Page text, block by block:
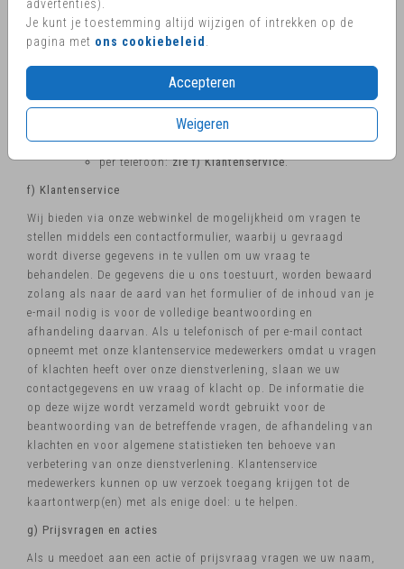
advertenties).
Je kunt je toestemming altijd wijzigen of intrekken op de
pagina met ons cookiebeleid
Accepteren
Weigeren
e) Marketing
Wij kunnen u, naast de informatie op onze website, ook op de
per post: zonder uw expliciete toestemming zullen
Sparkles en Queen of Cards uw persoonsgegevens
niet verwerken voor direct-marketingdoeleinden;
via social media;
per telefoon:zie f) Klantenservice.
f) Klantenservice
Wij bieden via onze webwinkel de mogelijkheid om vragen te
stellen middels een contactformulier, waarbij u gevraagd
wordt diverse gegevens in te vullen om uw vraag te
behandelen. De gegevens die u ons toestuurt, worden bewaard
zolang als naar de aard van het formulier of de inhoud van je
e-mail nodig is voor de volledige beantwoording en
afhandeling daarvan. Als u telefonisch of per e-mail contact
opneemt met onze klantenservice medewerkers omdat u vragen
of klachten heeft over onze dienstverlening, slaan we uw
contactgegevens en uw vraag of klacht op. De informatie die
op deze wijze wordt verzameld wordt gebruikt voor de
beantwoording van de betreffende vragen, de afhandeling van
klachten en voor algemene statistieken ten behoeve van
verbetering van onze dienstverlening. Klantenservice
medewerkers kunnen op uw verzoek toegang krijgen tot de
kaartontwerp(en) met als enige doel: u te helpen.
g) Prijsvragen en acties
Als u meedoet aan een actie of prijsvraag vragen we uw naam,